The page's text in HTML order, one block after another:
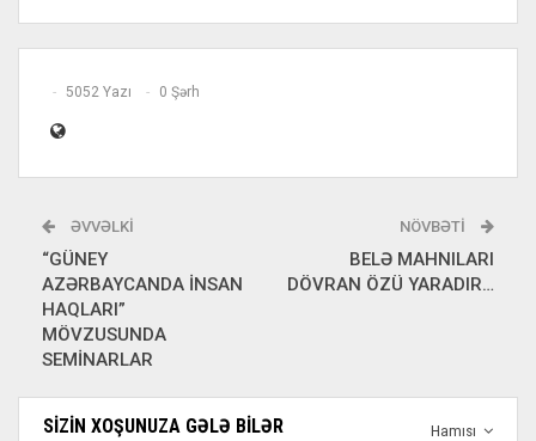
5052 Yazı 0 Şərh
ƏVVƏLKI
“GÜNEY
AZƏRBAYCANDA İNSAN
HAQLARI”
MÖVZUSUNDA
SEMİNARLAR
NÖVBƏTI
BELƏ MAHNILARI
DÖVRAN ÖZÜ YARADIR…
Hamısı
SIZIN XOŞUNUZA GƏLƏ BILƏR